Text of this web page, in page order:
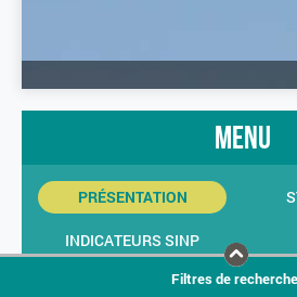
menu
PRÉSENTATION
INDICATEURS SINP
Filtres de recherche